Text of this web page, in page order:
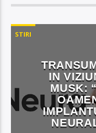
STIRI
IN
MUSK: